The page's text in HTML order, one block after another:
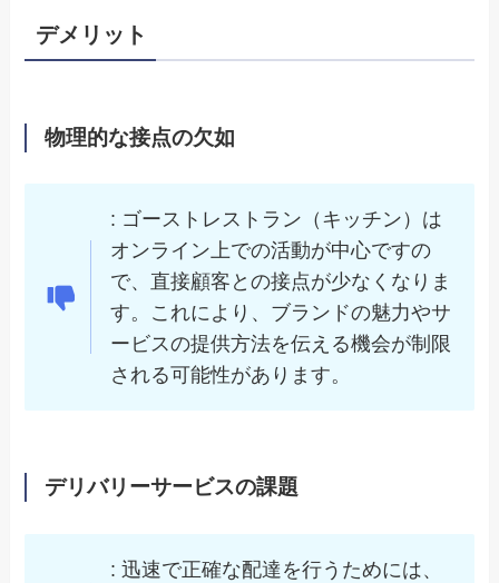
デメリット
物理的な接点の欠如
: ゴーストレストラン（キッチン）は
オンライン上での活動が中心ですの
で、直接顧客との接点が少なくなりま
す。これにより、ブランドの魅力やサ
ービスの提供方法を伝える機会が制限
される可能性があります。
デリバリーサービスの課題
: 迅速で正確な配達を行うためには、